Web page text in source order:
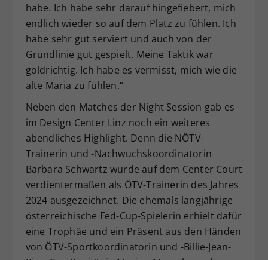
habe. Ich habe sehr darauf hingefiebert, mich
endlich wieder so auf dem Platz zu fühlen. Ich
habe sehr gut serviert und auch von der
Grundlinie gut gespielt. Meine Taktik war
goldrichtig. Ich habe es vermisst, mich wie die
alte Maria zu fühlen.“
Neben den Matches der Night Session gab es
im Design Center Linz noch ein weiteres
abendliches Highlight. Denn die NÖTV-
Trainerin und -Nachwuchskoordinatorin
Barbara Schwartz wurde auf dem Center Court
verdientermaßen als ÖTV-Trainerin des Jahres
2024 ausgezeichnet. Die ehemals langjährige
österreichische Fed-Cup-Spielerin erhielt dafür
eine Trophäe und ein Präsent aus den Händen
von ÖTV-Sportkoordinatorin und -Billie-Jean-